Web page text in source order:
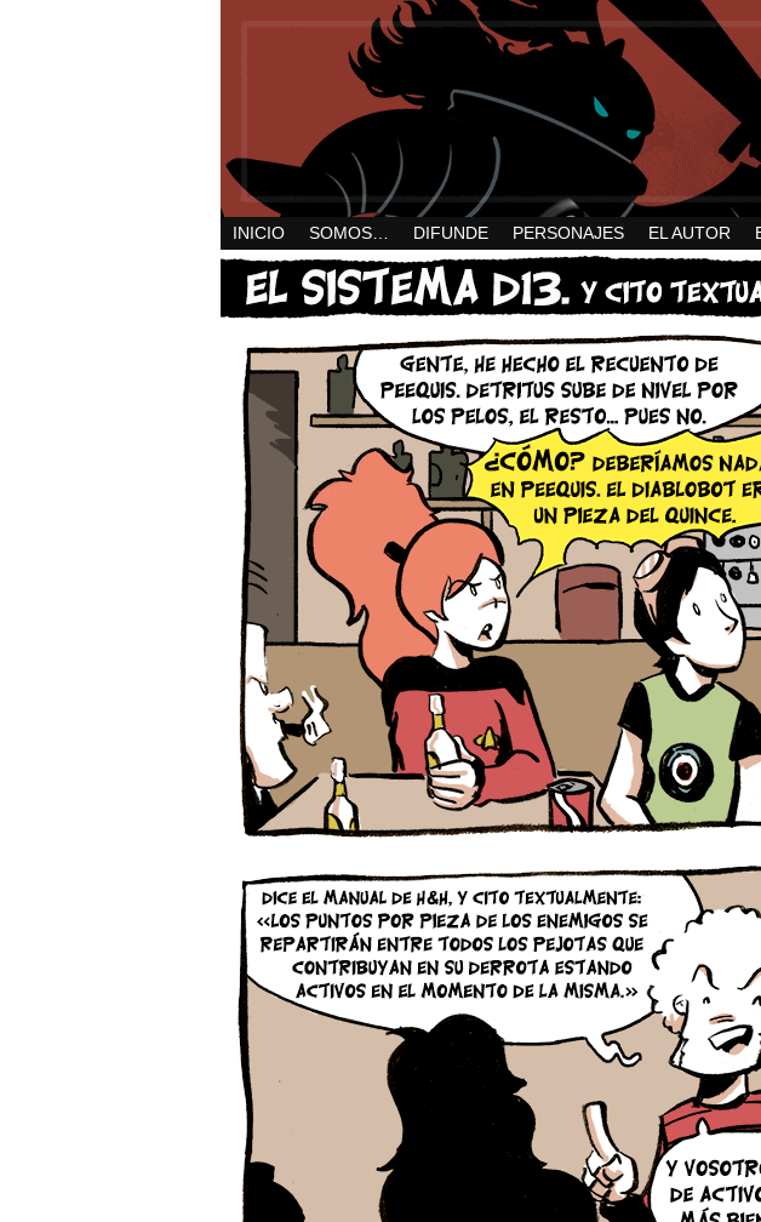
INICIO SOMOS… DIFUNDE PERSONAJES EL AUTOR